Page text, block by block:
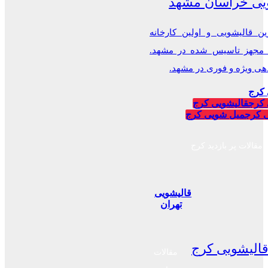
قالیشویی و اولین کارخانه
مجهز تاسیس شده در مشهد.
ویژه و فوری در مشهد.
کرج
کرجقالیشویی کرج
کرجمبل شویی کرج
کرج
قالیشویی
تهران